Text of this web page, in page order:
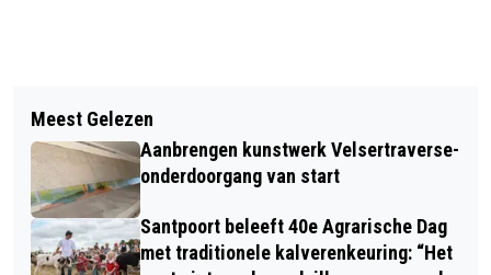
PLAFOND ZEEMAN HAARLEM KOMT
GEDEELTELIJK NAAR BENEDEN,
PUBLIEK EN PERSONEEL KOMEN MET
SCHRIK VRIJ
SIEP START EIGENHANDIG AANLEG
SKATEBAAN WIJK AAN ZEE
Meest Gelezen
Aanbrengen kunstwerk Velsertraverse-
onderdoorgang van start
Santpoort beleeft 40e Agrarische Dag
met traditionele kalverenkeuring: “Het